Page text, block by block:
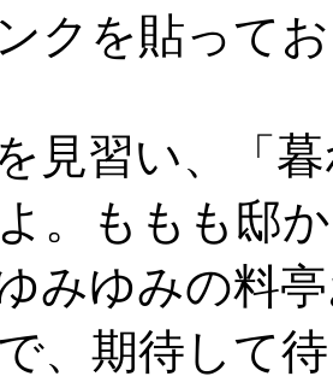
クを貼って
見習い、「
。ももも邸
みゆみの料
、期待して